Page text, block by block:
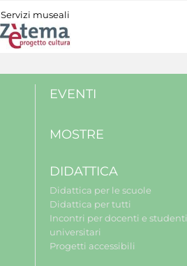
Servizi museali
EVENTI
MOSTRE
DIDATTICA
Didattica per le scuole
Didattica per tutti
Incontri per docenti e studenti
universitari
Progetti accessibili